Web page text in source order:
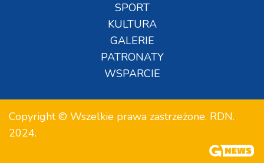
SPORT
KULTURA
GALERIE
PATRONATY
WSPARCIE
Copyright © Wszelkie prawa zastrzeżone. RDN.
2024.